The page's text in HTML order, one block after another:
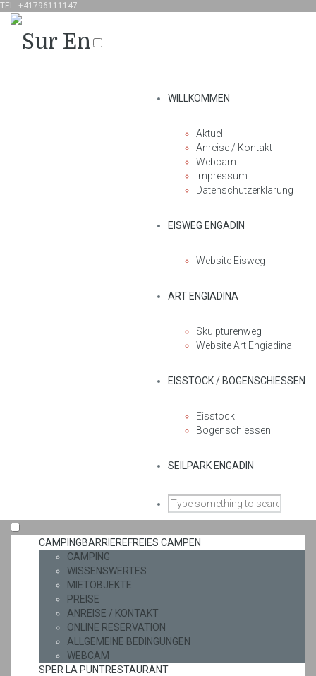
TEL: +41796111147
WILLKOMMEN
Aktuell
Anreise / Kontakt
Webcam
Impressum
Datenschutzerklärung
EISWEG ENGADIN
Website Eisweg
ART ENGIADINA
Skulpturenweg
Website Art Engiadina
EISSTOCK / BOGENSCHIESSEN
Eisstock
Bogenschiessen
SEILPARK ENGADIN
CAMPINGBARRIEREFREIES CAMPEN
CAMPING
WISSENSWERTES
MIETOBJEKTE
PREISE
ANREISE / KONTAKT
ONLINE RESERVATION
ALLGEMEINE BEDINGUNGEN
WEBCAM
SPER LA PUNTRESTAURANT